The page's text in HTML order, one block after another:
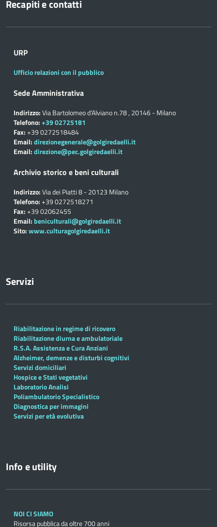
Recapiti e contatti
URP
Ufficio relazioni con il pubblico
Sede Amministrativa
Indirizzo:Via Bartolomeo d'Alviano n.78 , 20146 - Milano
Telefono:+39 02725181
Fax:+39 0272518484
Email:direzionegenerale@golgiredaelli.it
Email:direzione@pec.golgiredaelli.it
Archivio storico e beni culturali
Indirizzo:Via dei Piatti 8 - 20123 Milano
Telefono:+39 0272518271
Fax:+39 02062455
Email: beniculturali@golgiredaelli.it
Sito:www.culturagolgiredaelli.it
Servizi
Riabilitazione in regime di ricovero
Riabilitazione diurna e ambulatoriale
R.S.A. Assistenza e Cura Anziani
Alzheimer, demenze e disturbi cognitivi
Servizi domiciliari
Hospice e Stati vegetativi
Laboratorio Analisi
Poliambulatorio Specialistico
Diagnostica per immagini
Servizi per età evolutiva
Info e utility
NOI CI SIAMO
Risorsa pubblica da oltre 700 anni